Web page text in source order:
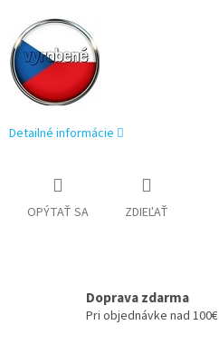
Detailné informácie
OPÝTAŤ SA ZDIEĽAŤ
Doprava zdarma
Pri objednávke nad 100€